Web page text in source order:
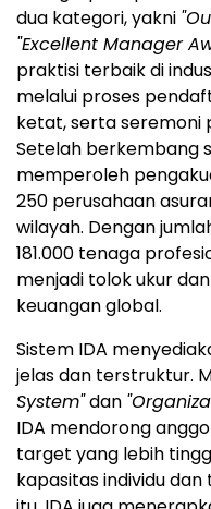
dua kategori, yakni
"Excellent Manager
praktisi terbaik di
melalui proses
ketat, serta seremoni
Setelah berkembang
memperoleh
250 perusahaan
wilayah. Dengan
181.000 tenaga
menjadi tolok ukur
keuangan global.
Sistem IDA
jelas dan terstruktur.
System"dan
IDA mendorong
target yang lebih
kapasitas individu